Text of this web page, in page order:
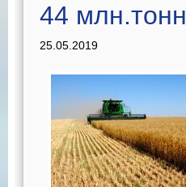
44 млн.тонн
25.05.2019